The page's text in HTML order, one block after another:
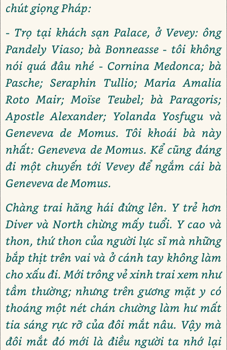
chút giọng Pháp:
- Trọ tại khách sạn Palace, ở Vevey: ông
Pandely Viaso; bà Bonneasse - tôi không
nói quá đâu nhé - Cornina Medonca; bà
Pasche; Seraphin Tullio; Maria Amalia
Roto Mair; Moïse Teubel; bà Paragoris;
Apostle Alexander; Yolanda Yosfugu và
Geneveva de Momus. Tôi khoái bà này
nhất: Geneveva de Momus. Kể cũng đáng
đi một chuyến tới Vevey để ngắm cái bà
Geneveva de Momus.
Chàng trai hăng hái đứng lên. Y trẻ hơn
Diver và North chừng mấy tuổi. Y cao và
thon, thứ thon của người lực sĩ mà những
bắp thịt trên vai và ở cánh tay không làm
cho xấu đi. Mới trông vẻ xinh trai xem như
tầm thường; nhưng trên gương mặt y có
thoáng một nét chán chường làm hư mất
tia sáng rực rỡ của đôi mắt nâu. Vậy mà
đôi mắt đó mới là điều người ta nhớ lại